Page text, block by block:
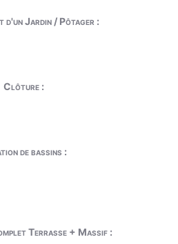
d'un Jardin / Pôtager :
Clôture :
de bassins :
Terrasse + Massif :